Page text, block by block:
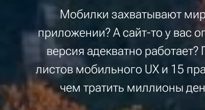
Мобилки захватывают
приложении? А сайт-то у вас
версия адекватно
листов мобильного UX и 15
чем тратить миллионы